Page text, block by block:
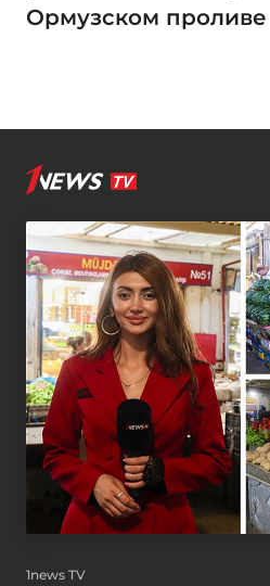
Ормузском проливе
1news TV